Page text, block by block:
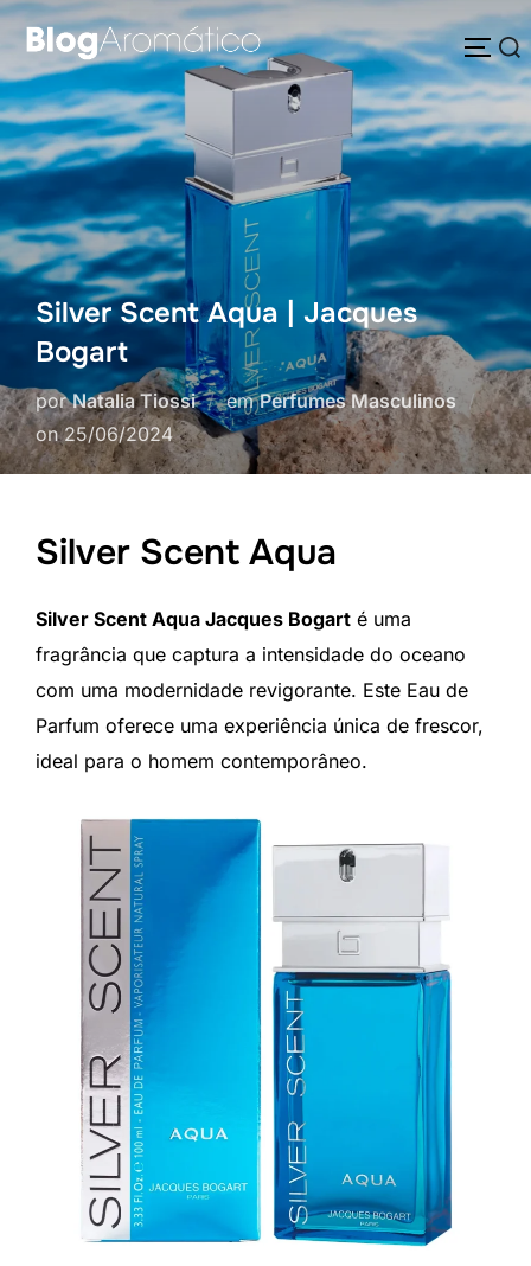
Pular
para
o
conteúdo
Pesquisar
por:
Silver Scent Aqua | Jacques
Bogart
porNatalia Tiossi emPerfumes Masculinos
onPostado
em
25/06/2024
Silver Scent Aqua
Silver Scent Aqua Jacques Bogart é uma
fragrância que captura a intensidade do oceano
com uma modernidade revigorante. Este Eau de
Parfum oferece uma experiência única de frescor,
ideal para o homem contemporâneo.